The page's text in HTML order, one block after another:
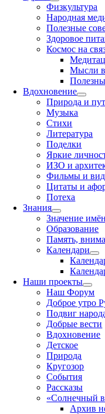
Физкультура
Народная
Полезные
Здоровое
Космос на
Мысли
Вдохновение
Природа и
Музыка
Стихи
Литература
Поделки
Яркие
ИЗО и
Фильмы и
Цитаты и
Потеха
Знания
Значение
Образование
Память,
Календари
Наши проекты
Наш Форум
Доброе утро
Подвиг
Добрые вести
Вдохновение
Детское
Природа
Кругозор
События
Рассказы
«Солнечный
Архив